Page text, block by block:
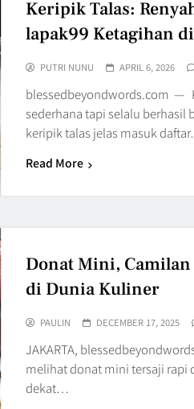
Keripik Talas:
lapak99 Ketagihan
PUTRI NUNU APRIL 6, 2026
blessedbeyondwords.com —
sederhana tapi selalu berhasil
keripik talas jelas masuk
Read More
Donat Mini,
di Dunia Kuliner
PAULIN DECEMBER 17, 2025
JAKARTA,
melihat donat mini tersaji rapi
dekat…